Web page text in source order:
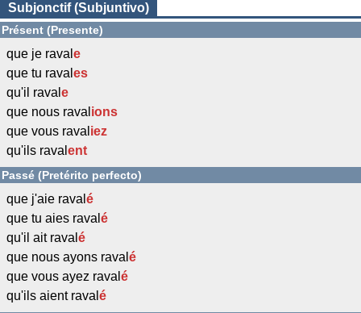
Subjonctif (Subjuntivo)
Présent (Presente)
que je raval e
que tu raval es
qu'il raval e
que nous raval ions
que vous raval iez
qu'ils raval ent
Passé (Pretérito perfecto)
que j'aie raval é
que tu aies raval é
qu'il ait raval é
que nous ayons raval é
que vous ayez raval é
qu'ils aient raval é